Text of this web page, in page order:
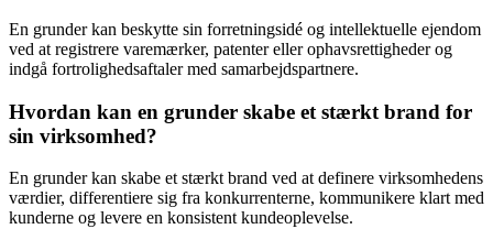
En grunder kan beskytte sin forretningsidé og intellektuelle ejendom
ved at registrere varemærker, patenter eller ophavsrettigheder og
indgå fortrolighedsaftaler med samarbejdspartnere.
Hvordan kan en grunder skabe et stærkt brand for
sin virksomhed?
En grunder kan skabe et stærkt brand ved at definere virksomhedens
værdier, differentiere sig fra konkurrenterne, kommunikere klart med
kunderne og levere en konsistent kundeoplevelse.